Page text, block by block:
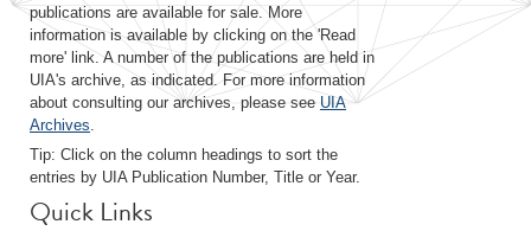
publications are available for sale. More
information is available by clicking on the 'Read
more' link. A number of the publications are held in
UIA's archive, as indicated. For more information
about consulting our archives, please see UIA
Archives.
Tip: Click on the column headings to sort the
entries by UIA Publication Number, Title or Year.
Quick Links